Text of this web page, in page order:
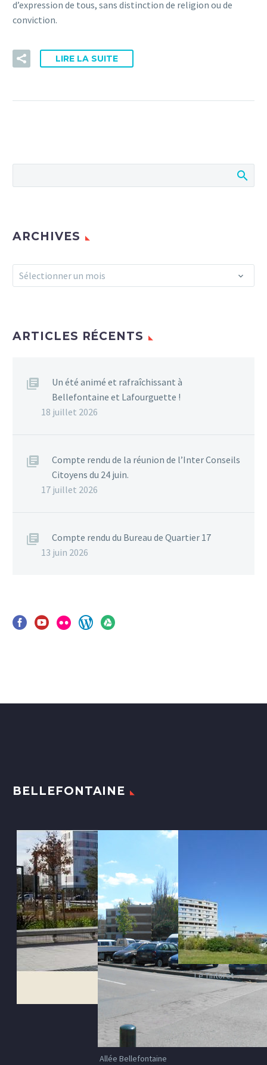
d’expression de tous, sans distinction de religion ou de
conviction.
LIRE LA SUITE
ARCHIVES
Archives
Sélectionner un mois
ARTICLES RÉCENTS
Un été animé et rafraîchissant à
Bellefontaine et Lafourguette !
18 juillet 2026
Compte rendu de la réunion de l’Inter Conseils
Citoyens du 24 juin.
17 juillet 2026
Compte rendu du Bureau de Quartier 17
13 juin 2026
BELLEFONTAINE
Allée Bellefontaine
Le Tintoret